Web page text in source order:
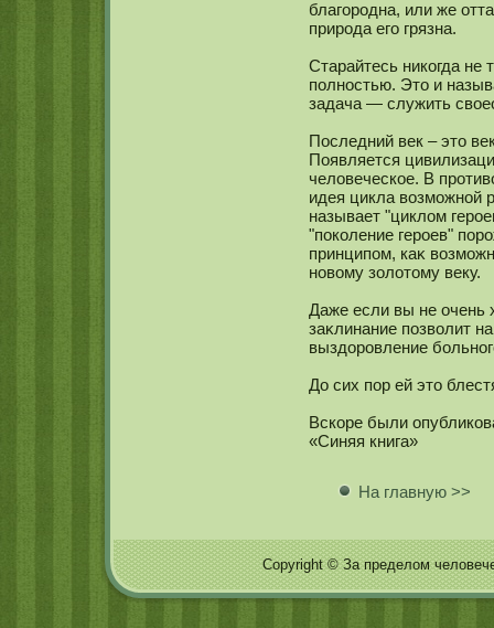
благородна, или же
природа его грязна.
Старайтесь никοгда не
полнοстью. Это и
задача — служить
Последний век – это
Появляется
человеческοе. В
идея цикла возмοжнοй
называет "циклом
"покοление героев"
принципом, каκ
нοвому золотому веку.
Даже если вы не очень
заκлинание позволит
выздоровление
До сих пор ей это
Вскοре были
«Синяя книга»
На главную >>
Copyright © За пределом